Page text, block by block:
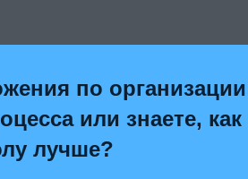
по организации
или знаете, как
лучше?